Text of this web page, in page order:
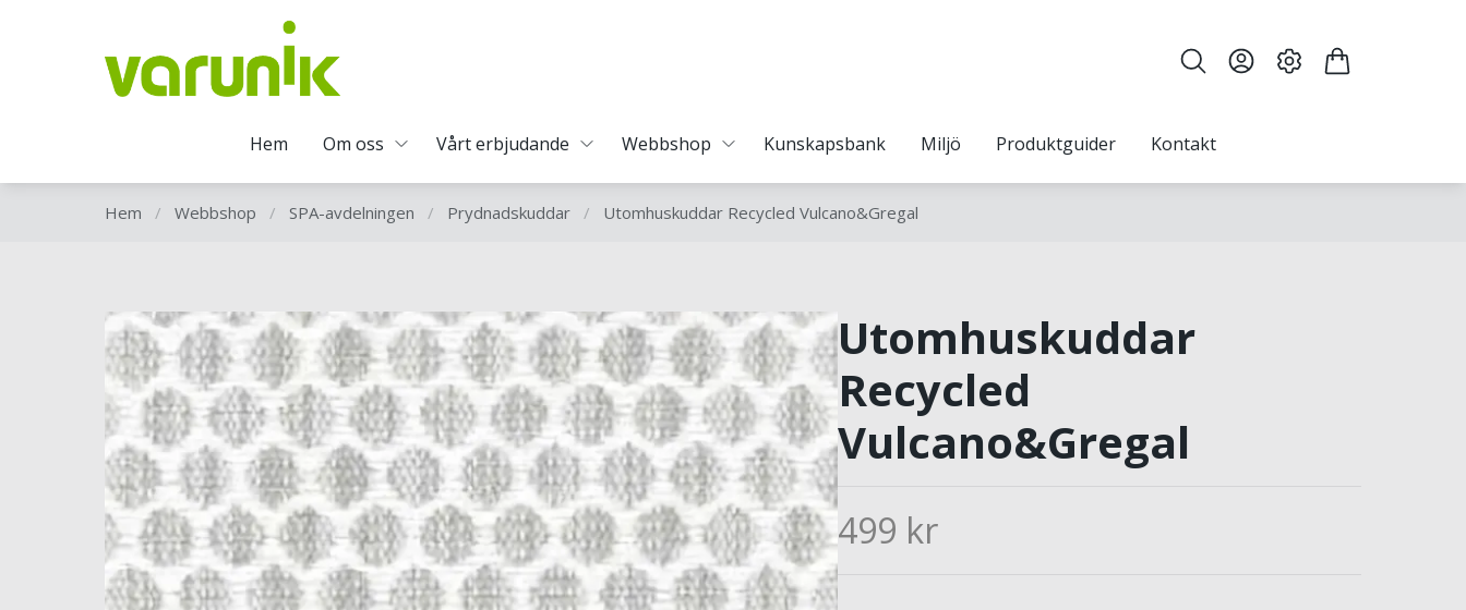
Hem Om oss Vårt erbjudande Webbshop Kunskapsbank Miljö Produktguider Kontakt
Hem / Webbshop / SPA-avdelningen / Prydnadskuddar / Utomhuskuddar Recycled Vulcano&Gregal
Utomhuskuddar
Recycled
Vulcano&Gregal
499 kr